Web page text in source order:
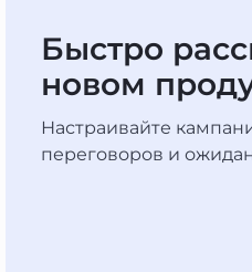
Быстро
новом
Настраивайте
переговоров и